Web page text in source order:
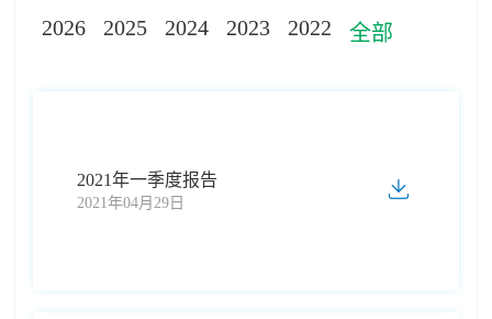
2026 2025 2024 2023 2022 全部
2021年一季度报告
2021年04月29日